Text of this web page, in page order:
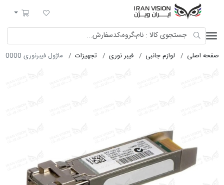
لیست مورد علاقه
سبد خرید
صفحه اصلی لوازم جانبی فیبر نوری تجهیزات ماژول فیبرنوری 10000 مدل GLC-10G-LR